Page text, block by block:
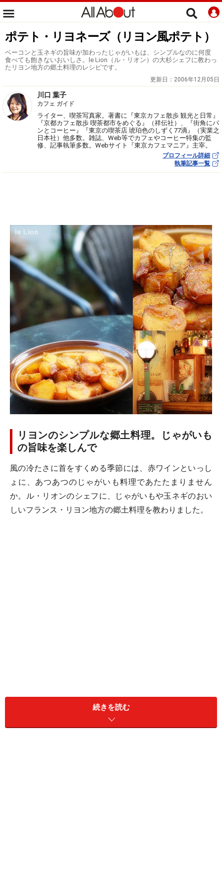
ポテト・リヨネーズ（リヨン風ポテト）
ベーコンと玉ネギの旨味が加わったじゃがいもは、シンプルなのに何度
食べても飽きないおいしさ。le Lion（ル・リオン）の大杉シェフに教わっ
たリヨン地方の郷土料理のレシピです。
更新日： 2006年12月05日
川口 葉子
カフェ ガイド
ライター、喫茶写真家。著書に『東京カフェ散歩 観光と日常』
『京都カフェ散歩 喫茶都市をめぐる』（祥伝社）、『街角にパ
ンとコーヒー』『東京の喫茶店 琥珀色のしずく77滴』（実業之
日本社）他多数。雑誌、Web等でカフェやコーヒー特集の監
修、記事執筆多数。Webサイト『東京カフェマニア』主宰。
プロフィール詳細
執筆記事一覧
リヨンのシンプルな郷土料理。じゃがいも
の旨味を楽しんで
風の冷たさに首をすくめる季節には、赤ワインといっし
ょに、あつあつのじゃがいも料理であたたまりません
か。ル・リオンのシェフに、じゃがいもや玉ネギのおい
しいフランス・リヨン地方の郷土料理を教わりました。
もよく登場するお料理ですが、ベーコンと玉ネギの旨味
が加わったじゃがいもは、シンプルなのに何度食べても
続きを読む